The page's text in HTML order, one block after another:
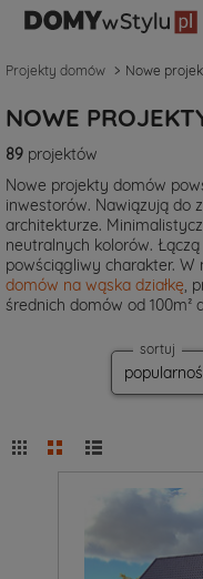
Projekty domów Nowe
NOWE
89 projektów
Nowe projekty domów
inwestorów. Nawiązują do
architekturze.
neutralnych kolorów.
powściągliwy charakter. W
domów na wąska działkę,
średnich domów od 100m²
sortuj